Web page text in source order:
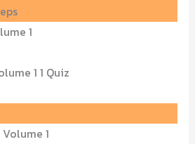
1
1 1 Quiz
1